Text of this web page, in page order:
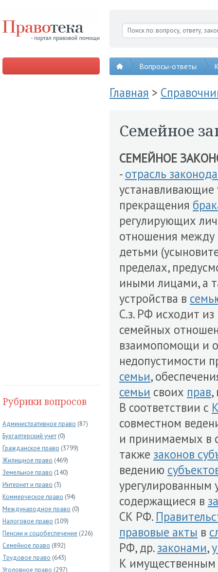
Вопросы-ответы
Рубрики вопросов
Административное право (87)
Бухгалтерский учет (0)
Гражданское право (3799)
Жилищное право (469)
Земельное право (140)
Интернет и право (3)
Коммерческое право (94)
Международное право (0)
Налоговое право (109)
Пенсии и соцобеспечение (226)
Семейное право (892)
Трудовое право (643)
Уголовное право (297)
Главная >
Семейное
СЕМЕЙНОЕ
-отрасль
устанавливающие
прекращения
регулирующих
отношения
детьми
пределах,
иными лицами, а
устройства в
С.з. РФ исходит
семейных
взаимопомощи и
недопустимости
семьи,
семьи своих прав,
В соответствии с
совместном
и принимаемых в
также законов
ведению
урегулированным
содержащиеся в
СК РФ.
правовые акты в
РФ, др.законами,
К